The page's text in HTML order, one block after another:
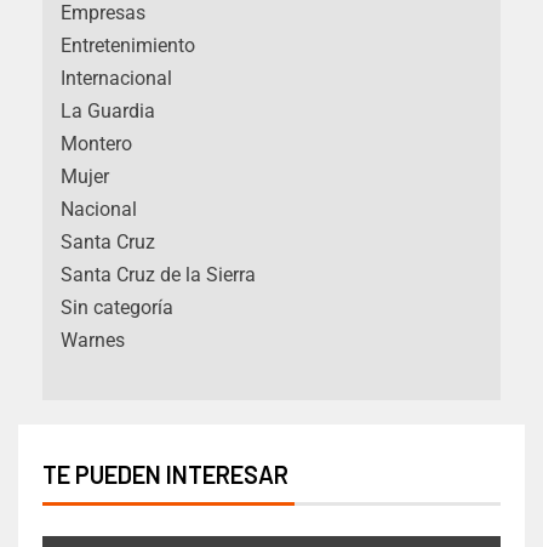
Empresas
Entretenimiento
Internacional
La Guardia
Montero
Mujer
Nacional
Santa Cruz
Santa Cruz de la Sierra
Sin categoría
Warnes
TE PUEDEN INTERESAR